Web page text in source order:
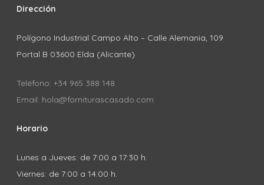
Dirección
Polígono Industrial Campo Alto – Calle Alemania, 109
Portal B 03600 Elda (Alicante)
Teléfono: +34 965 388 148
Email: hola@forniturascasado.com
Horario
Lunes a Jueves: de 7:00 a 17:30 h.
Viernes: de 7:00 a 14:00 h.